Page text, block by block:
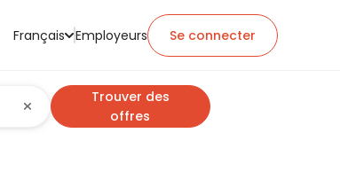
Français Employeurs Se connecter
Trouver des
offres